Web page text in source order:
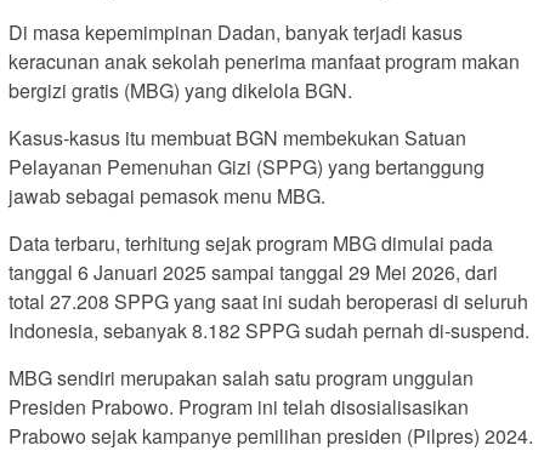
Di masa kepemimpinan Dadan, banyak terjadi kasus
keracunan anak sekolah penerima manfaat program makan
bergizi gratis (MBG) yang dikelola BGN.
Kasus-kasus itu membuat BGN membekukan Satuan
Pelayanan Pemenuhan Gizi (SPPG) yang bertanggung
jawab sebagai pemasok menu MBG.
Data terbaru, terhitung sejak program MBG dimulai pada
tanggal 6 Januari 2025 sampai tanggal 29 Mei 2026, dari
total 27.208 SPPG yang saat ini sudah beroperasi di seluruh
Indonesia, sebanyak 8.182 SPPG sudah pernah di-suspend.
MBG sendiri merupakan salah satu program unggulan
Presiden Prabowo. Program ini telah disosialisasikan
Prabowo sejak kampanye pemilihan presiden (Pilpres) 2024.